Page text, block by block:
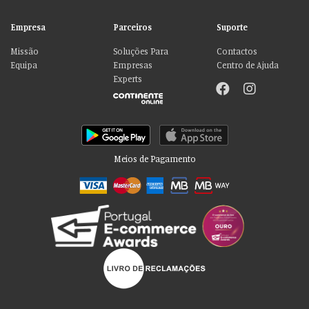
Empresa
Missão
Equipa
Parceiros
Soluções Para
Empresas
Experts
Suporte
Contactos
Centro de Ajuda
Meios de Pagamento
Por favor aceite as nossas deliciosas